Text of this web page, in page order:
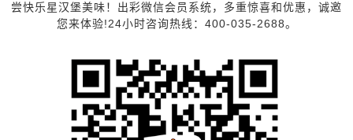
尝快乐星汉堡美味！出彩微信会员系统，多重惊喜和优惠，诚邀
您来体验!24小时咨询热线：400-035-2688。